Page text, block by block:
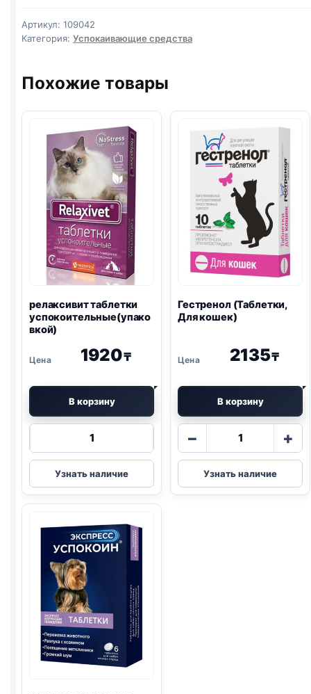
Артикул: 109042
Категория: Успокаивающие средства
Похожие товары
релаксивит таблетки
успокоительные(упако
вкой)
1920₸
В корзину
Количество
релаксивит
таблетки
успокоительные(упаковкой)
Узнать наличие
Гестренол (Таблетки,
Для кошек)
2135₸
В корзину
−
Количество
Гестренол
(Таблетки,
Для
+
Узнать наличие